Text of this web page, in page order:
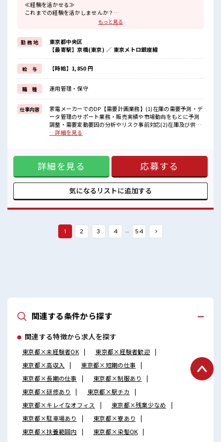
≪経験を活かせる≫
これまでの経験を活かしませんか？
≪女性も仕事をしやすい職場≫
もちろん男性の応募も歓迎！
≪プライベートが充実する≫
場合によってはお願いすることもありますが、
残業はほとんどナシ！
≪土日祝休のお仕事≫
家族や友人と一緒にプライベート満喫！
≪様々なお仕事をご提案≫
一人で悩まず気軽に相談できる、
派遣のお仕事です！
■職場の雰囲気
女性が多めの職場です♪
しっかり休める休憩室あり！
オンオフの切替もできちゃう！
もっと見る
勤 務 地
東京都中央区
【最寄駅】京橋(東京) ／ 東京メトロ銀座線
給 与 【時給】1,850 円
職 種 運用管理・保守
仕事内容
家電メーカーでのDP【需要計画業務】(1)在庫の需要予測・デ
ータ管理のサポート業務・販売実績や市場動向をもとに予測
調整・需要変動要因の分析やリスク事前対応(2)在庫及び供給
最適化・欠品・過剰在庫防止の為のシミュレーション実施・
化資料の作成サポート・簡単なマクロ・ツールの運用補助(既
存フォーマット使用) ■お仕事PR ≪経験を活かせる≫ これま
での経験を活かしませんか？ ブランクがあっても大丈夫♪ 経
験はちょっとだけ…という方もOK！ ≪女性も仕事をしやすい
職場≫ もちろん男性の応募も歓迎！ ≪プライベートが充実す
る≫ 場合によってはお願いすることもありますが、 残業はほ
イベート満喫！ ≪様々なお仕事をご提案≫ 一人で悩まず気軽
めの職場です♪ 少人数ですぐに馴染むことができそう♪ アッ
トホームな環境☆ しっかり休める休憩室あり！ オンオフの切
…詳細を見る
詳細を見る 応募する
気になるリストに追加する
1 2 3 4 … 54 >
関連する条件から探す
関連する特徴から求人を探す
東京都×未経験者OK
東京都×経験者歓迎
東京都×高収入
東京都×短期の仕事
東京都×長期の仕事
東京都×制服あり
東京都×研修あり
東京都×駅チカ
東京都×キレイなオフィス
東京都×残業少なめ
東京都×駐車場あり
東京都×寮あり
東京都×扶養範囲内
東京都×染髪OK